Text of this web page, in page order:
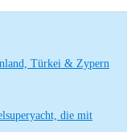
Türkei & Zypern
die mit